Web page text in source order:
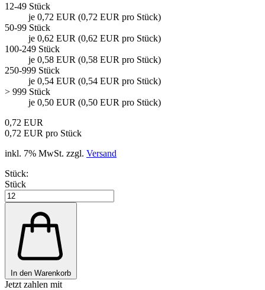
12-49 Stück
je 0,72 EUR (0,72 EUR pro Stück)
50-99 Stück
je 0,62 EUR (0,62 EUR pro Stück)
100-249 Stück
je 0,58 EUR (0,58 EUR pro Stück)
250-999 Stück
je 0,54 EUR (0,54 EUR pro Stück)
> 999 Stück
je 0,50 EUR (0,50 EUR pro Stück)
0,72 EUR
0,72 EUR pro Stück
inkl. 7% MwSt. zzgl. Versand
Stück:
Stück
In den Warenkorb
Jetzt zahlen mit